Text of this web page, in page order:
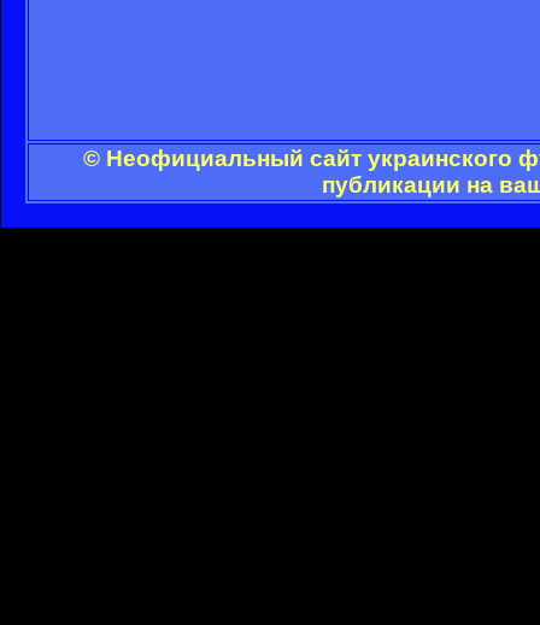
© Неофициальный сайт украинского
публикации на